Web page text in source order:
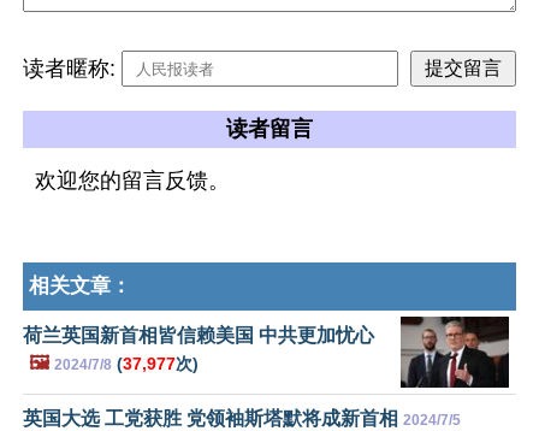
读者暱称:
读者留言
欢迎您的留言反馈。
相关文章：
荷兰英国新首相皆信赖美国 中共更加忧心
🖼️ 2024/7/8 (37,977次)
英国大选 工党获胜 党领袖斯塔默将成新首相 2024/7/5